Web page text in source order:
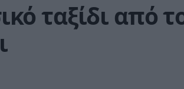
ταξίδι από